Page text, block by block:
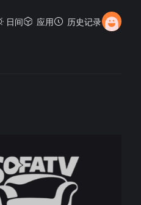
日间 应用 历史记录